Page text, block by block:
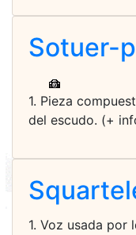
Sotuer-
1. Pieza
del escudo. (+
1. Voz usada por